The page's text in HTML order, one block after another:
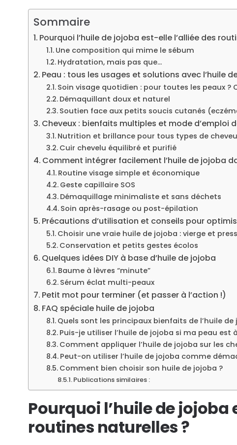
Sommaire
Pourquoi l’huile de jojoba est-elle l’alliée des
Une composition qui mime le sébum
Hydratation, mais pas que…
Peau : tous les usages et solutions avec l’huile
Soin visage quotidien : pour toutes les peaux ?
Démaquillant doux et naturel
Soutien face aux petits soucis cutanés
Cheveux : bienfaits multiples et mode d’emploi
Nutrition et brillance pour tous types de
Cuir chevelu équilibré et purifié
Comment intégrer facilement l’huile de jojoba
Routine visage simple et économique
Geste capillaire SOS
Démaquillage minimaliste et sans déchets
Soin après-rasage ou post-épilation
Précautions d’utilisation et conseils pour
Choisir une vraie huile de jojoba : vierge et
Conservation et petits gestes écolos
Quelques idées DIY à base d’huile de jojoba
Baume à lèvres “minute”
Sérum éclat multi-peaux
Petit mot pour terminer (et passer à l’action !)
FAQ spéciale huile de jojoba
Quels sont les principaux bienfaits de l’huile
Puis-je utiliser l’huile de jojoba si ma peau est
Comment appliquer l’huile de jojoba sur les
Peut-on utiliser l’huile de jojoba comme
Comment bien choisir son huile de jojoba ?
Publications similaires :
Pourquoi l’huile de jojoba
routines naturelles ?